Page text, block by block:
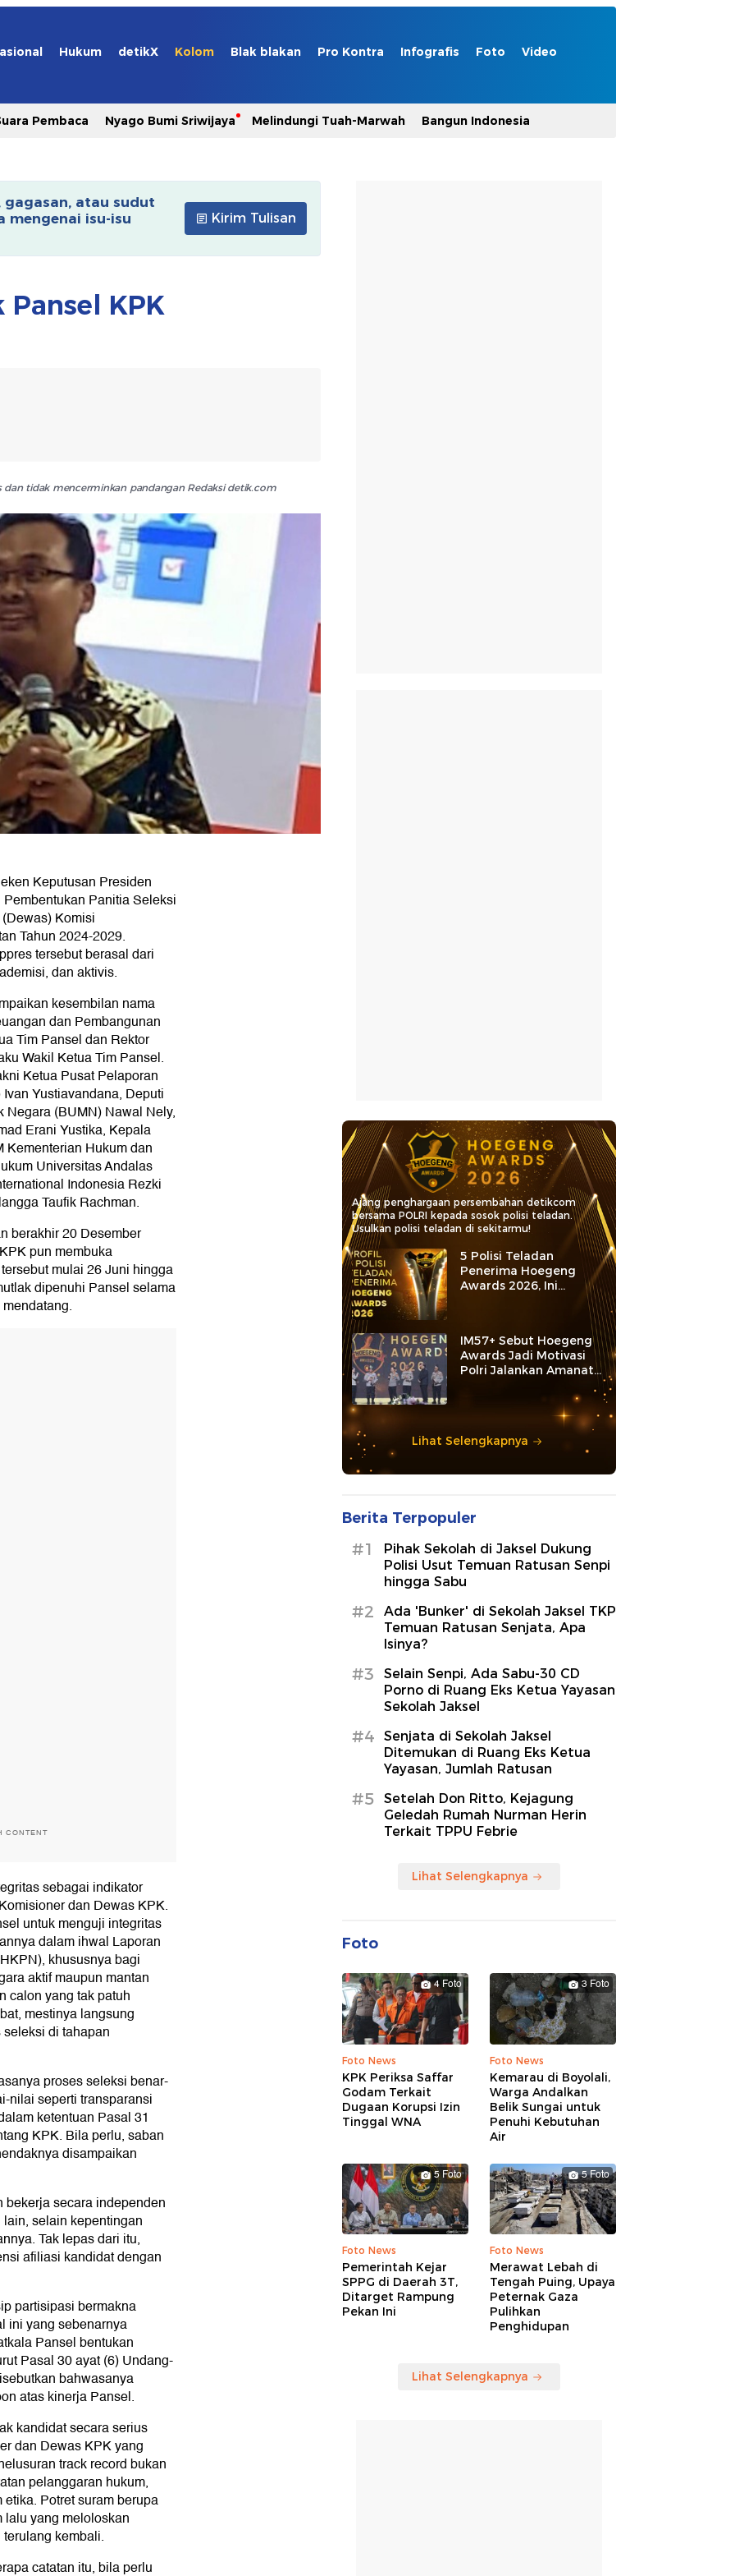
Hukum detikX Kolom Blak blakan Pro Kontra Infografis Foto Video
Pembaca Nyago Bumi Sriwijaya Melindungi Tuah-Marwah Bangun Indonesia
gagasan, atau sudut
mengenai isu-isu
Kirim Tulisan
KPK
tidak mencerminkan pandangan Redaksi detik.com
Keputusan Presiden
Panitia Seleksi
Komisi
Tahun 2024-2029.
tersebut berasal dari
dan aktivis.
kesembilan nama
dan Pembangunan
Tim Pansel dan Rektor
Wakil Ketua Tim Pansel.
Ketua Pusat Pelaporan
Yustiavandana, Deputi
(BUMN) Nawal Nely,
Erani Yustika, Kepala
Hukum dan
Universitas Andalas
Indonesia Rezki
Taufik Rachman.
berakhir 20 Desember
pun membuka
mulai 26 Juni hingga
dipenuhi Pansel selama
CONTENT
sebagai indikator
dan Dewas KPK.
untuk menguji integritas
dalam ihwal Laporan
khususnya bagi
aktif maupun mantan
calon yang tak patuh
mestinya langsung
di tahapan
proses seleksi benar-
nilai seperti transparansi
ketentuan Pasal 31
KPK. Bila perlu, saban
disampaikan
secara independen
selain kepentingan
Tak lepas dari itu,
afiliasi kandidat dengan
partisipasi bermakna
ini yang sebenarnya
Pansel bentukan
Pasal 30 ayat (6) Undang-
bahwasanya
atas kinerja Pansel.
kandidat secara serius
dan Dewas KPK yang
track record bukan
pelanggaran hukum,
Potret suram berupa
lalu yang meloloskan
kembali.
catatan itu, bila perlu
Ajang penghargaan persembahan detikcom
bersama POLRI kepada sosok polisi teladan.
Usulkan polisi teladan di sekitarmu!
5 Polisi Teladan
Penerima Hoegeng
Awards 2026, Ini
Kategori dan Kiprahnya
IM57+ Sebut Hoegeng
Awards Jadi Motivasi
Polri Jalankan Amanat
Lihat Selengkapnya
Berita Terpopuler
#1
Pihak Sekolah di Jaksel Dukung
Polisi Usut Temuan Ratusan Senpi
hingga Sabu
#2
Ada 'Bunker' di Sekolah Jaksel TKP
Temuan Ratusan Senjata, Apa
Isinya?
#3
Selain Senpi, Ada Sabu-30 CD
Porno di Ruang Eks Ketua Yayasan
Sekolah Jaksel
#4
Senjata di Sekolah Jaksel
Ditemukan di Ruang Eks Ketua
Yayasan, Jumlah Ratusan
#5
Setelah Don Ritto, Kejagung
Geledah Rumah Nurman Herin
Terkait TPPU Febrie
Lihat Selengkapnya
Foto
4 Foto
Foto News
KPK Periksa Saffar
Godam Terkait
Dugaan Korupsi Izin
Tinggal WNA
3 Foto
Foto News
Kemarau di Boyolali,
Warga Andalkan
Belik Sungai untuk
Penuhi Kebutuhan
Air
5 Foto
Foto News
Pemerintah Kejar
SPPG di Daerah 3T,
Ditarget Rampung
Pekan Ini
5 Foto
Foto News
Merawat Lebah di
Tengah Puing, Upaya
Peternak Gaza
Pulihkan
Penghidupan
Lihat Selengkapnya